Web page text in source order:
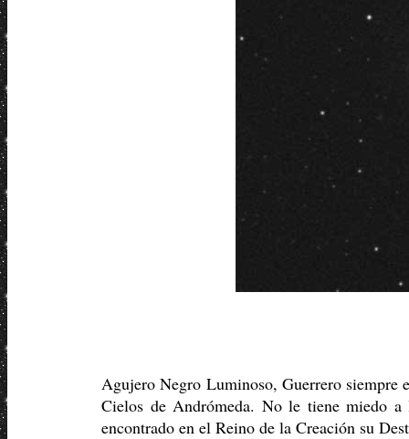
Agujero Negro Luminoso, Guerrero siempre
Cielos de Andrómeda. No le tiene miedo a
encontrado en el Reino de la Creación su